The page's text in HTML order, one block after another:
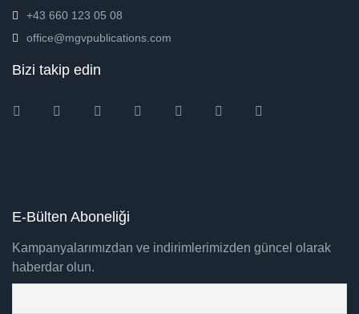
+43 660 123 05 08
office@mgvpublications.com
Bizi takip edin
InstagramFacebookTwitter Amazon Pinterest
E-Bülten Aboneliği
Kampanyalarımızdan ve indirimlerimizden güncel olarak
haberdar olun.